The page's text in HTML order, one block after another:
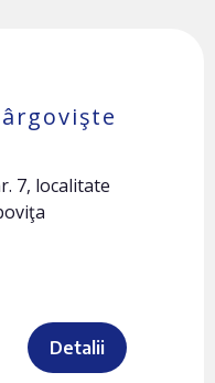
7, localitate
Detalii